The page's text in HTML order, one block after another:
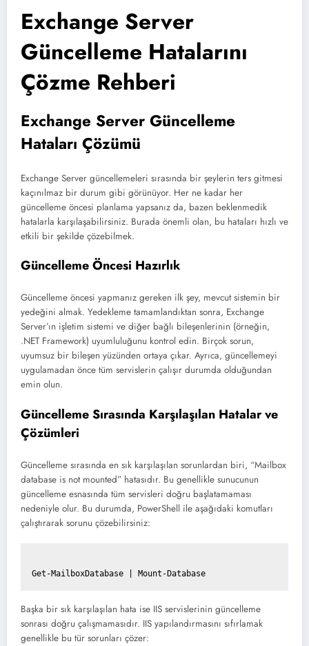
Exchange Server
Güncelleme Hatalarını
Çözme Rehberi
Exchange Server Güncelleme
Hataları Çözümü
Exchange Server güncellemeleri sırasında bir şeylerin ters gitmesi
kaçınılmaz bir durum gibi görünüyor. Her ne kadar her
güncelleme öncesi planlama yapsanız da, bazen beklenmedik
hatalarla karşılaşabilirsiniz. Burada önemli olan, bu hataları hızlı ve
etkili bir şekilde çözebilmek.
Güncelleme Öncesi Hazırlık
Güncelleme öncesi yapmanız gereken ilk şey, mevcut sistemin bir
yedeğini almak. Yedekleme tamamlandıktan sonra, Exchange
Server’ın işletim sistemi ve diğer bağlı bileşenlerinin (örneğin,
.NET Framework) uyumluluğunu kontrol edin. Birçok sorun,
uyumsuz bir bileşen yüzünden ortaya çıkar. Ayrıca, güncellemeyi
uygulamadan önce tüm servislerin çalışır durumda olduğundan
emin olun.
Güncelleme Sırasında Karşılaşılan Hatalar ve
Çözümleri
Güncelleme sırasında en sık karşılaşılan sorunlardan biri, “Mailbox
database is not mounted” hatasıdır. Bu genellikle sunucunun
güncelleme esnasında tüm servisleri doğru başlatamaması
nedeniyle olur. Bu durumda, PowerShell ile aşağıdaki komutları
çalıştırarak sorunu çözebilirsiniz:
Get-MailboxDatabase | Mount-Database
Başka bir sık karşılaşılan hata ise IIS servislerinin güncelleme
sonrası doğru çalışmamasıdır. IIS yapılandırmasını sıfırlamak
genellikle bu tür sorunları çözer: